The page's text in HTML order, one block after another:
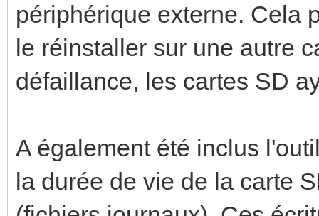
périphérique externe. Cela
le réinstaller sur une autre
défaillance, les cartes SD
A également été inclus
la durée de vie de la carte